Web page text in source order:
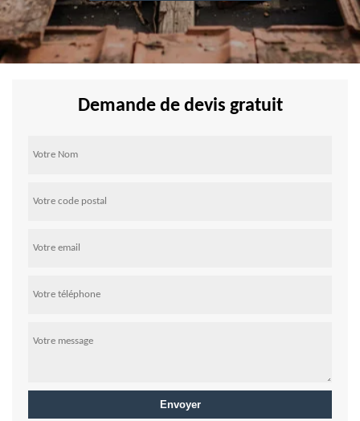
Demande de devis gratuit